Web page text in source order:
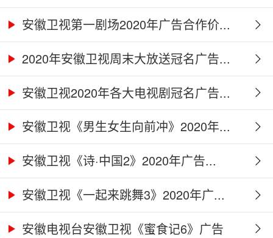
安徽卫视第一剧场2020年广告合作价...
2020年安徽卫视周末大放送冠名广告...
安徽卫视2020年各大电视剧冠名广告...
安徽卫视《男生女生向前冲》2020年...
安徽卫视《诗·中国2》2020年广告...
安徽卫视《一起来跳舞3》2020年广...
安徽电视台安徽卫视《蜜食记6》广告